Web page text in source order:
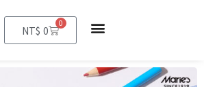
NT$ 0
0
購
物